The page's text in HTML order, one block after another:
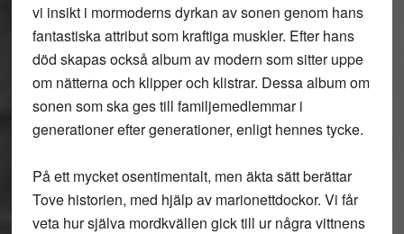
vi insikt i mormoderns dyrkan av sonen genom hans
fantastiska attribut som kraftiga muskler. Efter hans
död skapas också album av modern som sitter uppe
om nätterna och klipper och klistrar. Dessa album om
sonen som ska ges till familjemedlemmar i
generationer efter generationer, enligt hennes tycke.
På ett mycket osentimentalt, men äkta sätt berättar
Tove historien, med hjälp av marionettdockor. Vi får
veta hur själva mordkvällen gick till ur några vittnens